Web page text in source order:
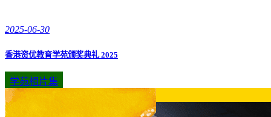
2025-06-30
香港资优教育学苑颁奖典礼 2025
学苑相片集